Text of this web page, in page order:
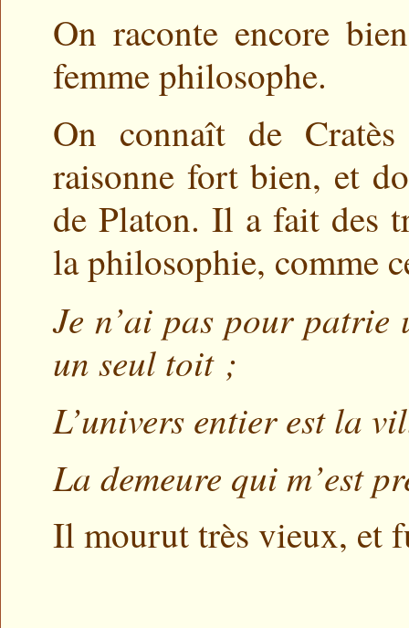
On raconte encore
femme philosophe.
On connaît de
raisonne fort bien, et
de Platon. Il a fait des
la philosophie, comme
Je n’ai pas pour patrie
un seul toit ;
L’univers entier est la
La demeure qui m’est
Il mourut très vieux, et